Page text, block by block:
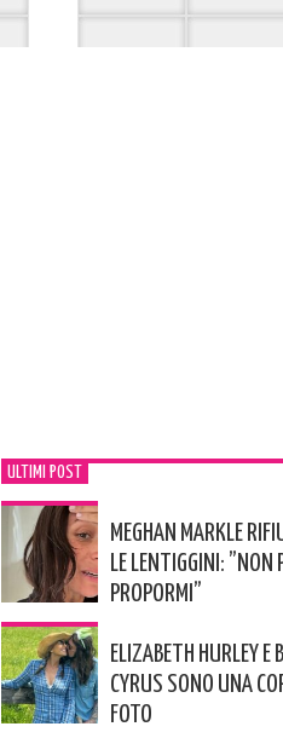
ULTIMI POST
MEGHAN MARKLE
LE LENTIGGINI: ”NON
PROPORMI”
ELIZABETH HURLEY E
CYRUS SONO UNA
FOTO